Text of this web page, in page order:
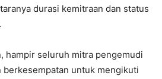
durasi kemitraan dan status
hampir seluruh mitra pengemudi
berkesempatan untuk mengikuti